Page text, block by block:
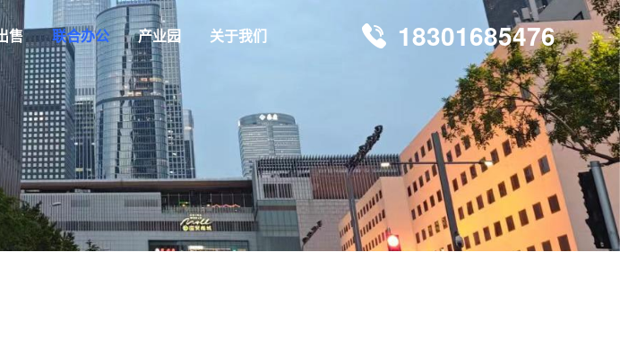
18301685476
售 联合办公 产业园 关于我们